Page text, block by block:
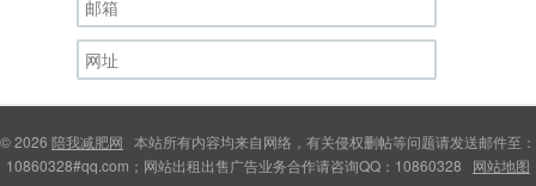
© 2026 陪我减肥网 本站所有内容均来自网络，有关侵权删帖等问题请发送邮件至：
10860328#qq.com；网站出租出售广告业务合作请咨询QQ：10860328 网站地图